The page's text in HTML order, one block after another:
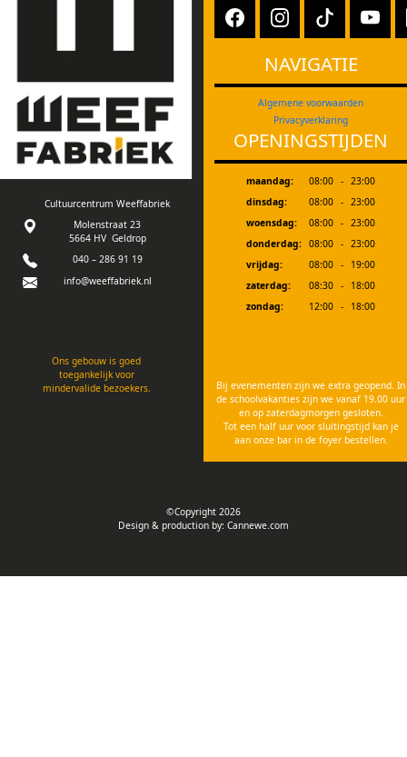
Cultuurcentrum Weeffabriek
Molenstraat 23
5664 HV Geldrop
040 – 286 91 19
info@weeffabriek.nl
Ons gebouw is goed
toegankelijk voor
mindervalide bezoekers.
NAVIGATIE
Algemene voorwaarden
Privacyverklaring
OPENINGSTIJDEN
maandag: 08:00 - 23:00
dinsdag:
08:00 - 23:00
woensdag:
08:00 - 23:00
donderdag: 08:00 - 23:00
vrijdag:
08:00 -
19:00
zaterdag:
08:30 -
18:00
zondag:
12:00 - 18:00
Bij evenementen zijn we extra geopend. In
de schoolvakanties zijn we vanaf 19.00 uur
en op zaterdagmorgen gesloten.
Tot een half uur voor sluitingstijd kan je
aan onze bar in de foyer bestellen.
©Copyright 2026
Design & production by: Cannewe.com